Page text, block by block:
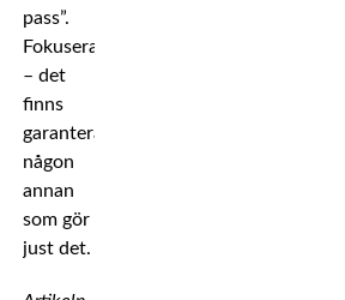
pass”.
Fokusera
– det
finns
garanterat
någon
annan
som gör
just det.